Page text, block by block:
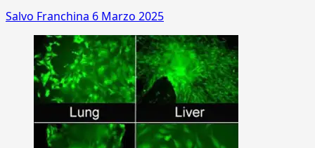
Salvo Franchina 6 Marzo 2025